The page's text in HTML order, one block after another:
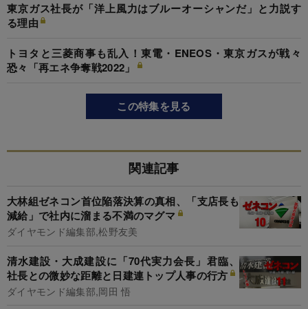
東京ガス社長が「洋上風力はブルーオーシャンだ」と力説す
る理由
トヨタと三菱商事も乱入！東電・ENEOS・東京ガスが戦々
恐々「再エネ争奪戦2022」
この特集を見る
関連記事
大林組ゼネコン首位陥落決算の真相、「支店長も
減給」で社内に溜まる不満のマグマ
ダイヤモンド編集部,松野友美
清水建設・大成建設に「70代実力会長」君臨、
社長との微妙な距離と日建連トップ人事の行方
ダイヤモンド編集部,岡田 悟